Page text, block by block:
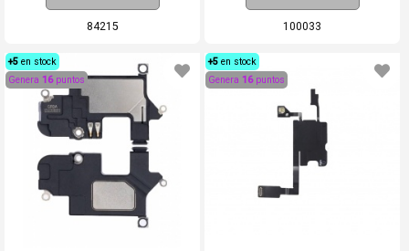
84215 100033
+5 en stock
Genera 16puntos
+5 en stock
Genera 16puntos